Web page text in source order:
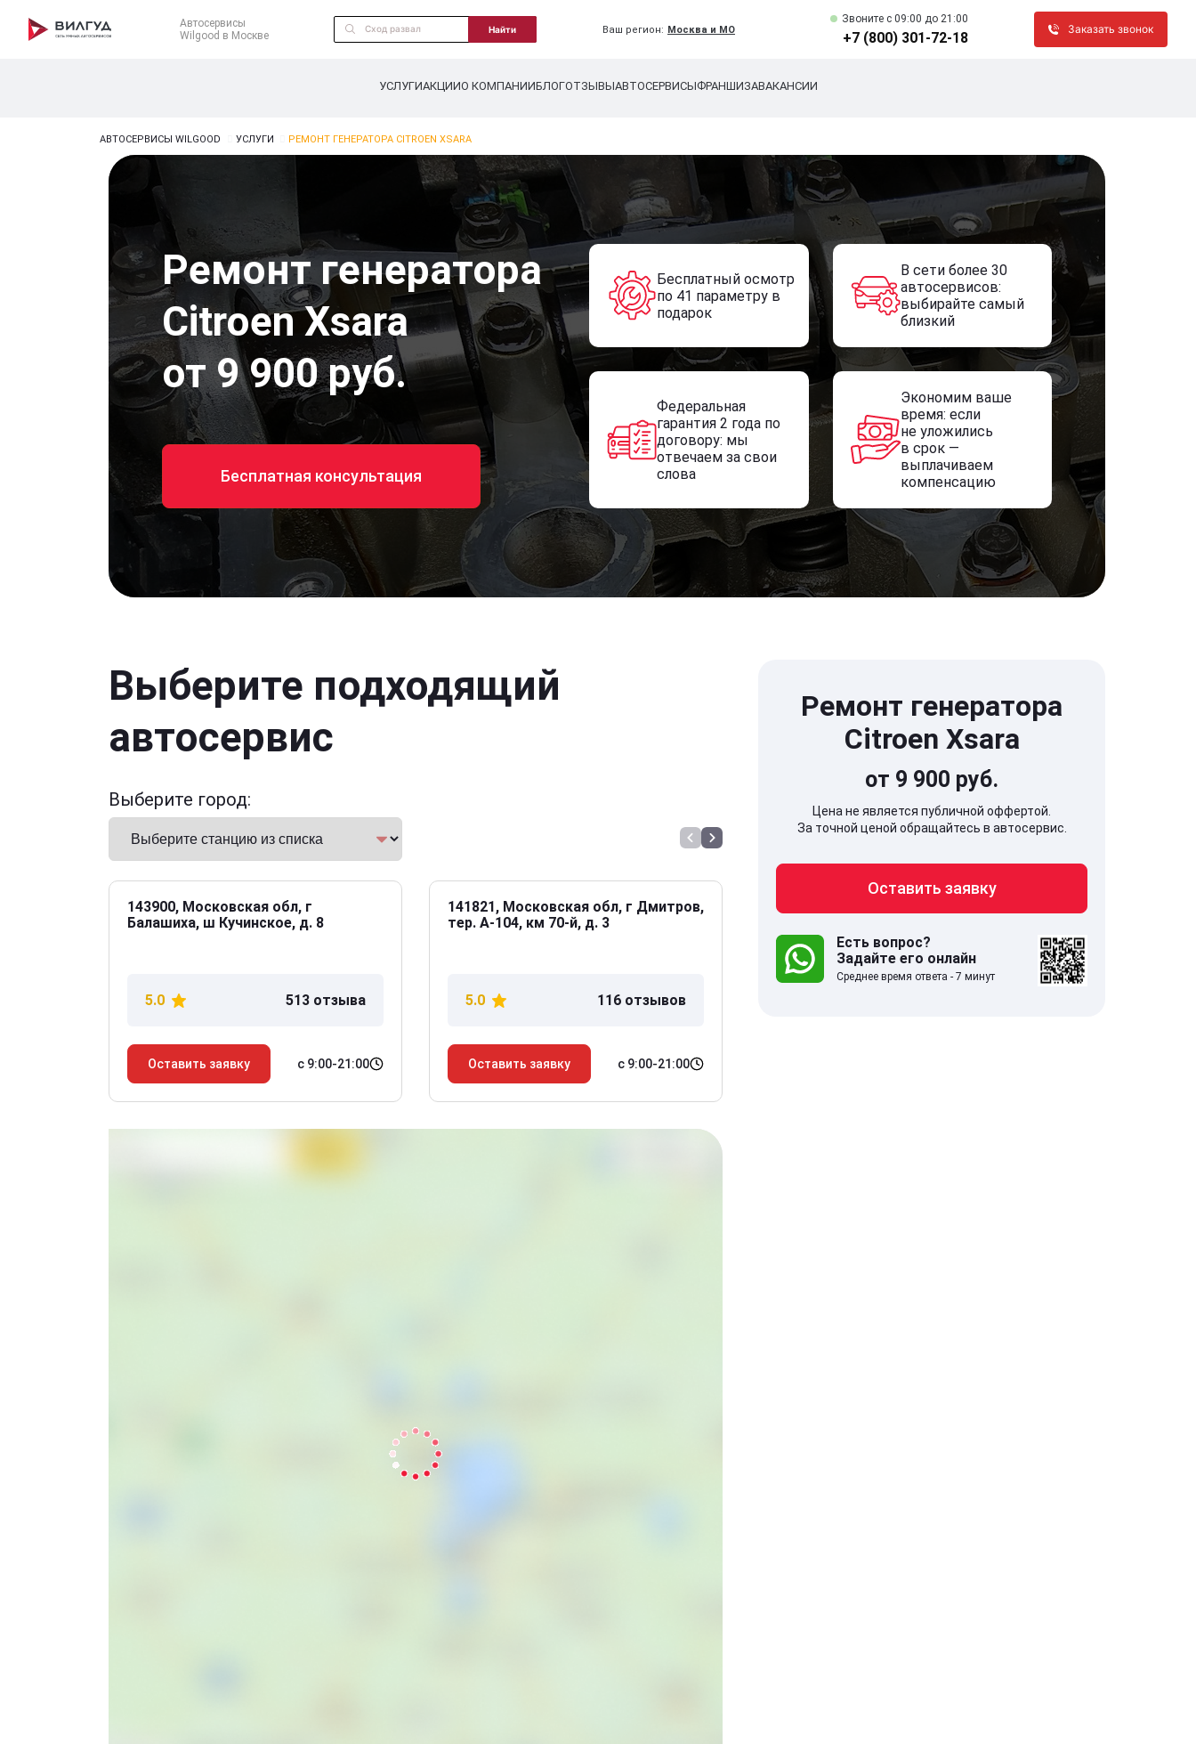
Автосервисы
Wilgood в Москве
Найти Ваш регион: Москва и МО
Звоните c 09:00 до 21:00
+7 (800) 301-72-18
Заказать звонок
УСЛУГИАКЦИИО КОМПАНИИБЛОГОТЗЫВЫАВТОСЕРВИСЫФРАНШИЗАВАКАНСИИ
АВТОСЕРВИСЫ WILGOOD УСЛУГИ РЕМОНТ ГЕНЕРАТОРА CITROEN XSARA
Ремонт генератора
Citroen Xsara
от 9 900 руб.
Бесплатная консультация
Бесплатный осмотр
по 41 параметру в
подарок
В сети более 30
автосервисов:
выбирайте самый
близкий
Федеральная
гарантия 2 года по
договору: мы
отвечаем за свои
слова
Экономим ваше
время: если
не уложились
в срок —
выплачиваем
компенсацию
Выберите подходящий
автосервис
Выберите город:
143900, Московская обл, г
Балашиха, ш Кучинское, д. 8
5.0 513 отзыва
Оставить заявку с 9:00-21:00
141821, Московская обл, г Дмитров,
тер. А-104, км 70-й, д. 3
5.0 116 отзывов
Оставить заявку с 9:00-21:00
141707, Московская обл,
дом 5
Ремонт генератора
Citroen Xsara
от 9 900 руб.
Цена не является публичной оффертой.
За точной ценой обращайтесь в автосервис.
Оставить заявку
Есть вопрос?
Задайте его онлайн
Среднее время ответа - 7 минут